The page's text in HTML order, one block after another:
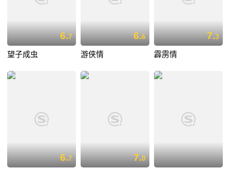
6.7
望子成虫
6.6
游侠情
7.3
霹雳情
6.7 7.0